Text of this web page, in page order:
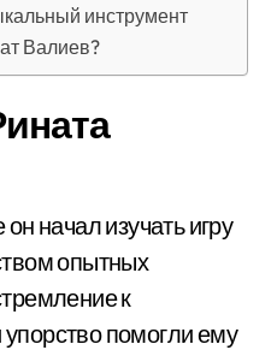
инструмент
Валиев?
начал изучать игру
опытных
к
помогли ему